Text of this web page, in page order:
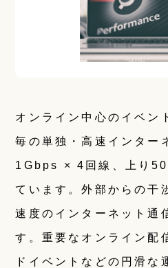
オンライン中心のイベン
毎の単独・高速インター
1Gbps × 4回線、上り
ています。外部からの干
速度のインターネット通
す。重要なオンライン配
ドイベントなどの円滑な